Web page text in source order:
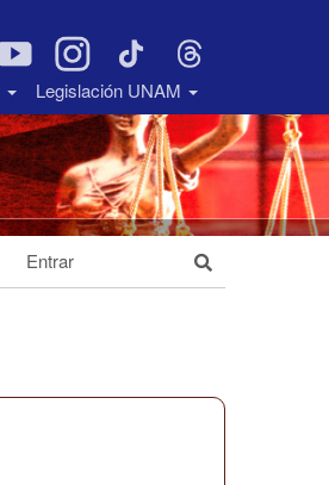
Legislación UNAM
Entrar